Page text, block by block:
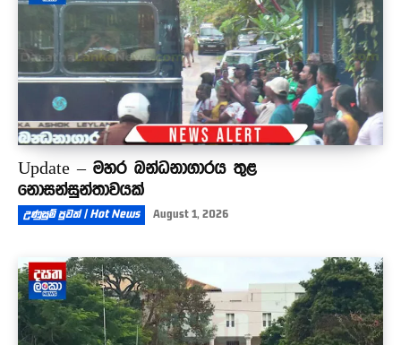
Update – මහර බන්ධනාගාරය තුළ
නොසන්සුන්තාවයක්
උණුසුම් පුවත් | Hot News August 1, 2026